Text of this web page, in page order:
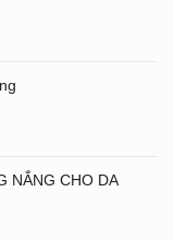
NẮNG CHO DA